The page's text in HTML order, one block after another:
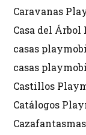
Caravanas
Casa del
casas
casas
Castillos
Catálogos